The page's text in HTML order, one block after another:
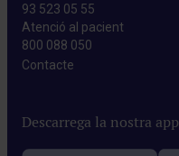
93 523 05 55
Atenció al pacient
800 088 050
Contacte​
Descarrega la nostra app